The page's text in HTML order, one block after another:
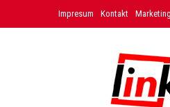
Impresum Kontakt Marketing